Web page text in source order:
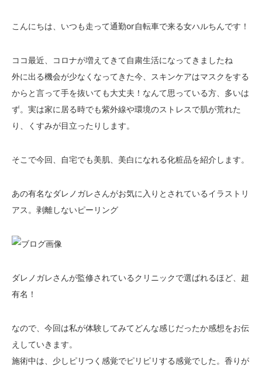
こんにちは、いつも走って通勤or自転車で来る女ハルちんです！
ココ最近、コロナが増えてきて自粛生活になってきましたね
外に出る機会が少なくなってきた今、スキンケアはマスクをする
からと言って手を抜いても大丈夫！なんて思っている方、多いは
ず。実は家に居る時でも紫外線や環境のストレスで肌が荒れた
り、くすみが目立ったりします。
そこで今回、自宅でも美肌、美白になれる化粧品を紹介します。
あの有名なダレノガレさんがお気に入りとされているイラストリ
アス。剥離しないピーリング
ダレノガレさんが監修されているクリニックで選ばれるほど、超
有名！
なので、今回は私が体験してみてどんな感じだったか感想をお伝
えしていきます。
施術中は、少しピリつく感覚でピリピリする感覚でした。香りが